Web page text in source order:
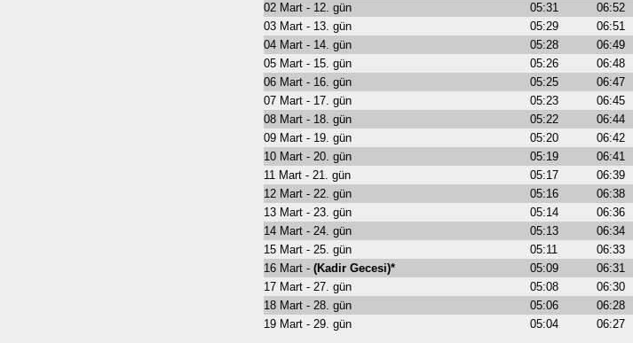
02 Mart - 12. gün
05:31 06:52
03 Mart - 13. gün
05:29 06:51
04 Mart - 14. gün
05:28 06:49
05 Mart - 15. gün
05:26 06:48
06 Mart - 16. gün
05:25 06:47
07 Mart - 17. gün
05:23 06:45
08 Mart - 18. gün
05:22 06:44
09 Mart - 19. gün
05:20 06:42
10 Mart - 20. gün
05:19 06:41
11 Mart - 21. gün
05:17 06:39
12 Mart - 22. gün
05:16 06:38
13 Mart - 23. gün
05:14 06:36
14 Mart - 24. gün
05:13 06:34
15 Mart - 25. gün
05:11 06:33
16 Mart - (Kadir Gecesi)* 05:09 06:31
17 Mart - 27. gün
05:08 06:30
18 Mart - 28. gün
05:06 06:28
19 Mart - 29. gün
05:04 06:27